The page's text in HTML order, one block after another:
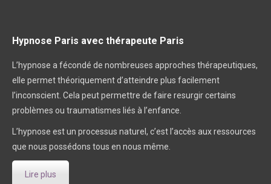
Hypnose Paris avec thérapeute Paris
L’hypnose a fécondé de nombreuses approches thérapeutiques,
elle permet théoriquement d’atteindre plus facilement
l’inconscient. Cela peut permettre de faire resurgir certains
problèmes ou traumatismes liés à l’enfance.
L’hypnose est un processus naturel, c’est l’accès aux ressources
que nous possédons tous en nous même.
Lire plus